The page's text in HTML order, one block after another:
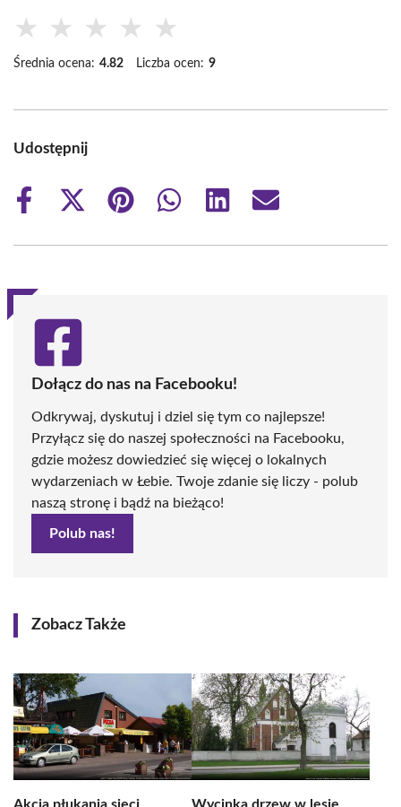
★ ★ ★ ★ ★
Średnia ocena: 4.82 Liczba ocen: 9
Udostępnij
Share
Share
(Twitter)
Share
Share
Share
Share
Dołącz do nas na Facebooku!
Odkrywaj, dyskutuj i dziel się tym co najlepsze!
Przyłącz się do naszej społeczności na Facebooku,
gdzie możesz dowiedzieć się więcej o lokalnych
wydarzeniach w Łebie. Twoje zdanie się liczy - polub
naszą stronę i bądź na bieżąco!
Polub nas!
Zobacz Także